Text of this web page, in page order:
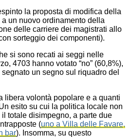
la proposta di modifica della
un nuovo ordinamento della
delle carriere dei magistrati allo
sorteggio dei componenti).
si sono recati ai seggi nelle
4703 hanno votato “no” (60,8%),
un segno sul riquadro del
libera volontà popolare e a quanti
esito su cui la politica locale non
totale disimpegno, a parte due
(uno a Villa delle Favare,
bar). Insomma, su questo